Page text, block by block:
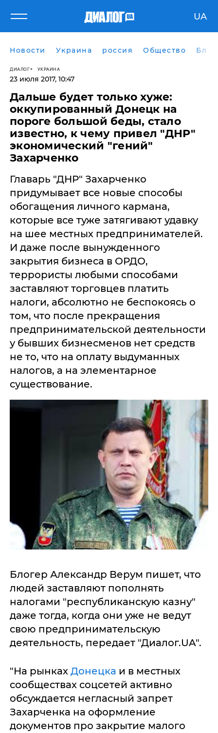
UA
Новости Украина россия Общество
ДИАЛОГ УКРАИНА
23 июля 2017, 10:47
Дальше будет только хуже:
оккупированный Донецк на
пороге большой беды, стало
известно, к чему привел "ДНР"
экономический "гений"
Захарченко
Главарь "ДНР" Захарченко
придумывает все новые способы
обогащения личного кармана,
которые все туже затягивают удавку
на шее местных предпринимателей.
И даже после вынужденного
закрытия бизнеса в ОРДО,
террористы любыми способами
заставляют торговцев платить
налоги, абсолютно не беспокоясь о
том, что после прекращения
предпринимательской деятельности
у бывших бизнесменов нет средств
не то, что на оплату выдуманных
налогов, а на элементарное
существование.
Блогер Александр Верум пишет, что
людей заставляют пополнять
налогами "республиканскую казну"
даже тогда, когда они уже не ведут
свою предпринимательскую
деятельность, передает "Диалог.UA".
"На рынках Донецка и в местных
сообществах соцсетей активно
обсуждается негласный запрет
Захарченка на оформление
документов про закрытие малого